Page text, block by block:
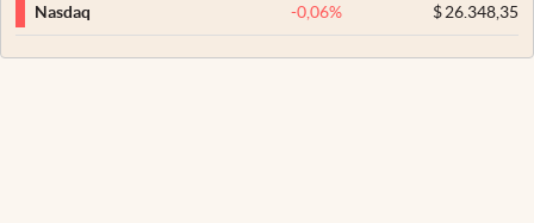
Nasdaq -0,06% $26.348,35